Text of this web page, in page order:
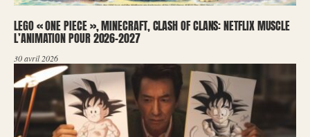
LEGO « ONE PIECE », MINECRAFT, CLASH OF CLANS: NETFLIX MUSCLE
L’ANIMATION POUR 2026-2027
30 avril 2026